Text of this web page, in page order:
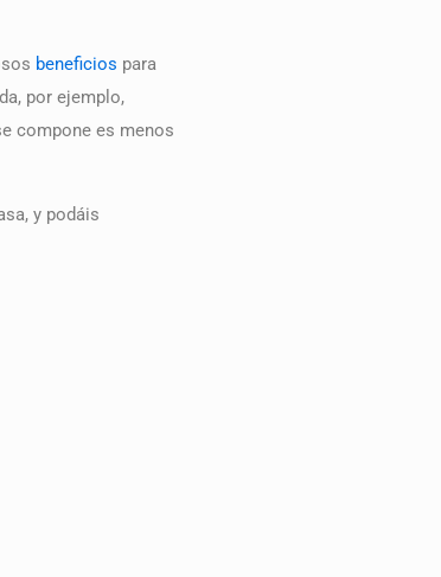
beneficios para
por ejemplo,
compone es menos
y podáis